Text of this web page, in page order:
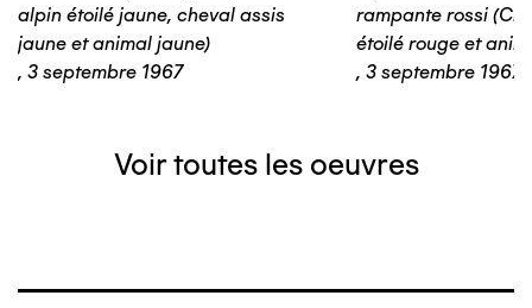
alpin étoilé jaune, cheval assis
jaune et animal jaune)
, 3 septembre 1967
rampante rossi
étoilé rouge et
, 3 septembre 1967
Voir toutes les oeuvres